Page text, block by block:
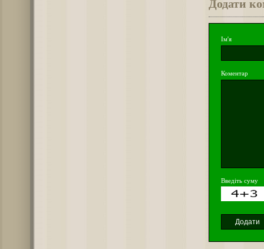
Додати
Ім'я
Коментар
Введіть суму